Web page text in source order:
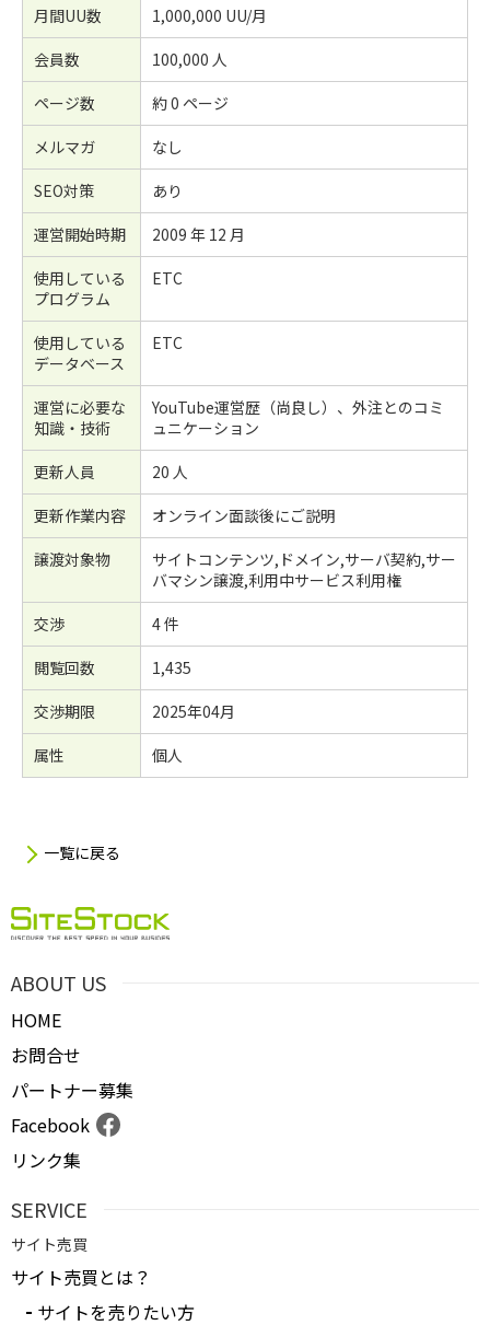
月間UU数
1,000,000 UU/月
会員数
100,000 人
ページ数
約 0 ページ
メルマガ
なし
SEO対策
あり
運営開始時期
2009 年 12 月
使用している
プログラム
ETC
使用している
データベース
ETC
運営に必要な
知識・技術
YouTube運営歴（尚良し）、外注とのコミ
ュニケーション
更新人員
20 人
更新作業内容
オンライン面談後にご説明
譲渡対象物
サイトコンテンツ,ドメイン,サーバ契約,サー
バマシン譲渡,利用中サービス利用権
交渉
4 件
閲覧回数
1,435
交渉期限
2025年04月
属性
個人
一覧に戻る
ABOUT US
HOME
お問合せ
パートナー募集
Facebook
リンク集
SERVICE
サイト売買
サイト売買とは？
サイトを売りたい方